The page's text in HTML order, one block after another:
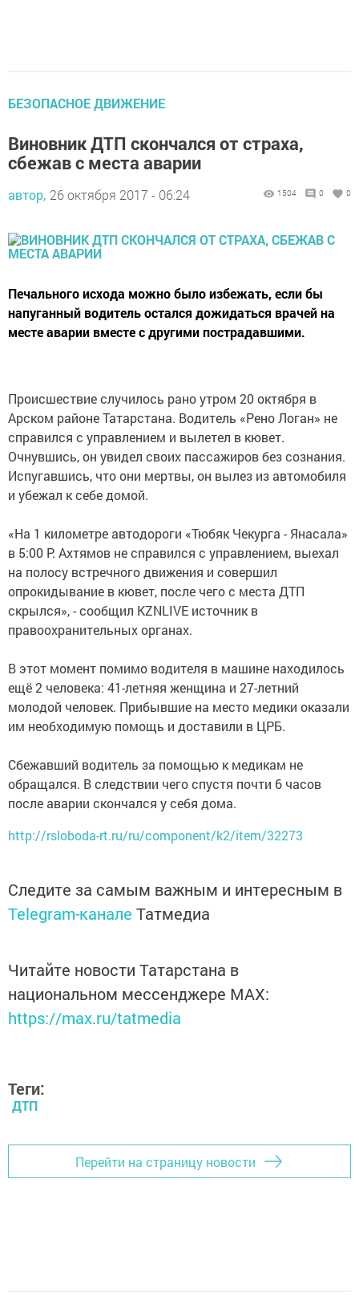
БЕЗОПАСНОЕ ДВИЖЕНИЕ
Виновник ДТП скончался от страха,
сбежав с места аварии
автор, 26 октября 2017 - 06:24 1504 0 0
Печального исхода можно было избежать, если бы
напуганный водитель остался дожидаться врачей на
месте аварии вместе с другими пострадавшими.
Происшествие случилось рано утром 20 октября в
Арском районе Татарстана. Водитель «Рено Логан» не
справился с управлением и вылетел в кювет.
Очнувшись, он увидел своих пассажиров без сознания.
Испугавшись, что они мертвы, он вылез из автомобиля
и убежал к себе домой.
«На 1 километре автодороги «Тюбяк Чекурга - Янасала»
в 5:00 Р. Ахтямов не справился с управлением, выехал
на полосу встречного движения и совершил
опрокидывание в кювет, после чего с места ДТП
скрылся», - сообщил KZNLIVE источник в
правоохранительных органах.
В этот момент помимо водителя в машине находилось
ещё 2 человека: 41-летняя женщина и 27-летний
молодой человек. Прибывшие на место медики оказали
им необходимую помощь и доставили в ЦРБ.
Сбежавший водитель за помощью к медикам не
обращался. В следствии чего спустя почти 6 часов
после аварии скончался у себя дома.
http://rsloboda-rt.ru/ru/component/k2/item/32273
Следите за самым важным и интересным в
Telegram-канале Татмедиа
Читайте новости Татарстана в
национальном мессенджере MАХ:
https://max.ru/tatmedia
Теги:
ДТП
Перейти на страницу новости